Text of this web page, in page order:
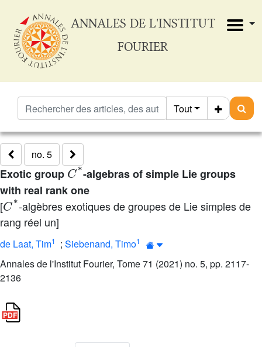
ANNALES DE L'INSTITUT
FOURIER
Tout
no. 5
Exotic group
C*
-algebras of simple Lie groups
with real rank one
[C*-algèbres exotiques de groupes de Lie simples de
rang réel un]
de Laat, Tim1 ; Siebenand, Timo1
Annales de l'Institut Fourier, Tome 71 (2021) no. 5, pp. 2117-
2136